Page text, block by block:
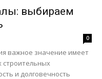
выбираем
0
важное значение имеет
и долговечность